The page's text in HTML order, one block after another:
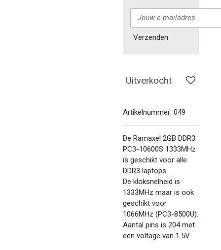
Verzenden
Uitverkocht
Artikelnummer: 049
De Ramaxel 2GB DDR3
PC3-10600S 1333MHz
is geschikt voor alle
DDR3 laptops.
De kloksnelheid is
1333MHz maar is ook
geschikt voor
1066MHz (PC3-8500U).
Aantal pins is 204 met
een voltage van 1.5V